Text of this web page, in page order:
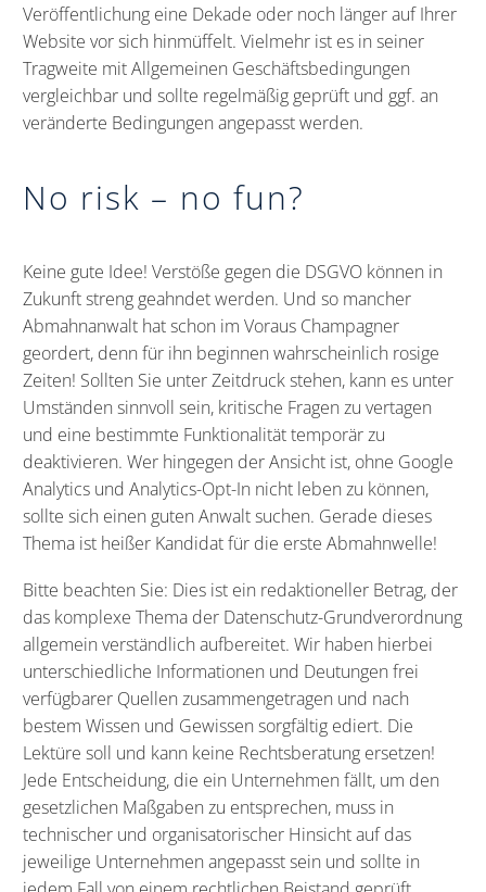
Veröffentlichung eine Dekade oder noch länger auf Ihrer
Website vor sich hinmüffelt. Vielmehr ist es in seiner
Tragweite mit Allgemeinen Geschäftsbedingungen
vergleichbar und sollte regelmäßig geprüft und ggf. an
veränderte Bedingungen angepasst werden.
No risk – no fun?
Keine gute Idee! Verstöße gegen die DSGVO können in
Zukunft streng geahndet werden. Und so mancher
Abmahnanwalt hat schon im Voraus Champagner
geordert, denn für ihn beginnen wahrscheinlich rosige
Zeiten! Sollten Sie unter Zeitdruck stehen, kann es unter
Umständen sinnvoll sein, kritische Fragen zu vertagen
und eine bestimmte Funktionalität temporär zu
deaktivieren. Wer hingegen der Ansicht ist, ohne Google
Analytics und Analytics-Opt-In nicht leben zu können,
sollte sich einen guten Anwalt suchen. Gerade dieses
Thema ist heißer Kandidat für die erste Abmahnwelle!
Bitte beachten Sie: Dies ist ein redaktioneller Betrag, der
das komplexe Thema der Datenschutz-Grundverordnung
allgemein verständlich aufbereitet. Wir haben hierbei
unterschiedliche Informationen und Deutungen frei
verfügbarer Quellen zusammengetragen und nach
bestem Wissen und Gewissen sorgfältig ediert. Die
Lektüre soll und kann keine Rechtsberatung ersetzen!
Jede Entscheidung, die ein Unternehmen fällt, um den
gesetzlichen Maßgaben zu entsprechen, muss in
technischer und organisatorischer Hinsicht auf das
jeweilige Unternehmen angepasst sein und sollte in